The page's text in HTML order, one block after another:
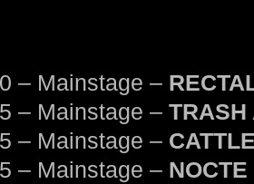
– Mainstage –
– Mainstage – TRASH
– Mainstage –
– Mainstage –